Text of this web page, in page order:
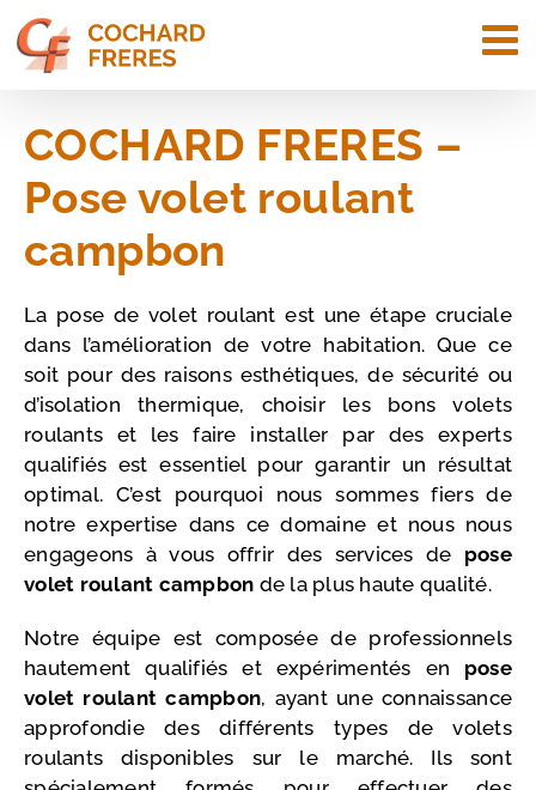
Passer
au
contenu
COCHARD FRERES –
Pose volet roulant
campbon
La pose de volet roulant est une étape cruciale
dans l’amélioration de votre habitation. Que ce
soit pour des raisons esthétiques, de sécurité ou
d’isolation thermique, choisir les bons volets
roulants et les faire installer par des experts
qualifiés est essentiel pour garantir un résultat
optimal. C’est pourquoi nous sommes fiers de
notre expertise dans ce domaine et nous nous
engageons à vous offrir des services de pose
volet roulant campbon de la plus haute qualité.
Notre équipe est composée de professionnels
hautement qualifiés et expérimentés en pose
volet roulant campbon, ayant une connaissance
approfondie des différents types de volets
roulants disponibles sur le marché. Ils sont